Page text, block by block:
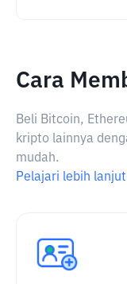
Cara
Beli Bitcoin,
kripto lainnya
mudah.
Pelajari lebih